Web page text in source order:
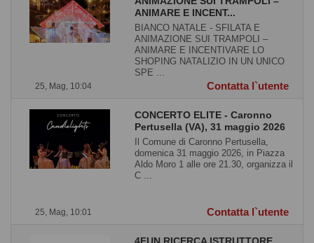
25, Mag, 10:04
ANIMARE E INCENT...
BIANCO NATALE - SFILATA E
ANIMAZIONE SUI TRAMPOLI –
ANIMARE E INCENTIVARE LO
SHOPING NATALIZIO IN UN UNICO
SPE ...
Contatta l`utente
25, Mag, 10:01
CONCERTO ELITE - Caronno
Pertusella (VA), 31 maggio 2026
Il Comune di Caronno Pertusella,
domenica 31 maggio 2026, in Piazza
Aldo Moro 1 alle ore 21.30, organizza il
C ...
Contatta l`utente